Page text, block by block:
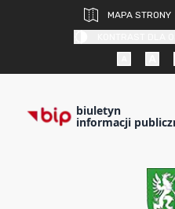
MAPA STRONY
biuletyn
informacji